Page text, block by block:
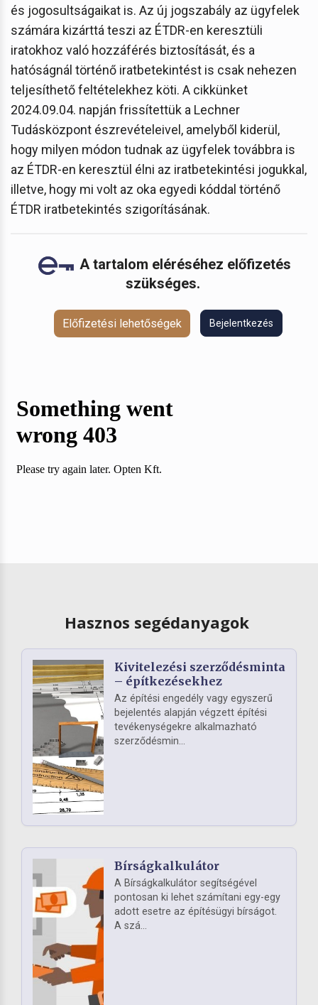
és jogosultságaikat is. Az új jogszabály az ügyfelek
számára kizárttá teszi az ÉTDR-en keresztüli
iratokhoz való hozzáférés biztosítását, és a
hatóságnál történő iratbetekintést is csak nehezen
teljesíthető feltételekhez köti. A cikkünket
2024.09.04. napján frissítettük a Lechner
Tudásközpont észrevételeivel, amelyből kiderül,
hogy milyen módon tudnak az ügyfelek továbbra is
az ÉTDR-en keresztül élni az iratbetekintési jogukkal,
illetve, hogy mi volt az oka egyedi kóddal történő
ÉTDR iratbetekintés szigorításának.
A tartalom eléréséhez előfizetés
szükséges.
Előfizetési lehetőségek Bejelentkezés
Hasznos segédanyagok
Kivitelezési szerződésminta
– építkezésekhez
Az építési engedély vagy egyszerű
bejelentés alapján végzett építési
tevékenységekre alkalmazható
szerződésmin...
Bírságkalkulátor
A Bírságkalkulátor segítségével
pontosan ki lehet számítani egy-egy
adott esetre az építésügyi bírságot.
A szá...